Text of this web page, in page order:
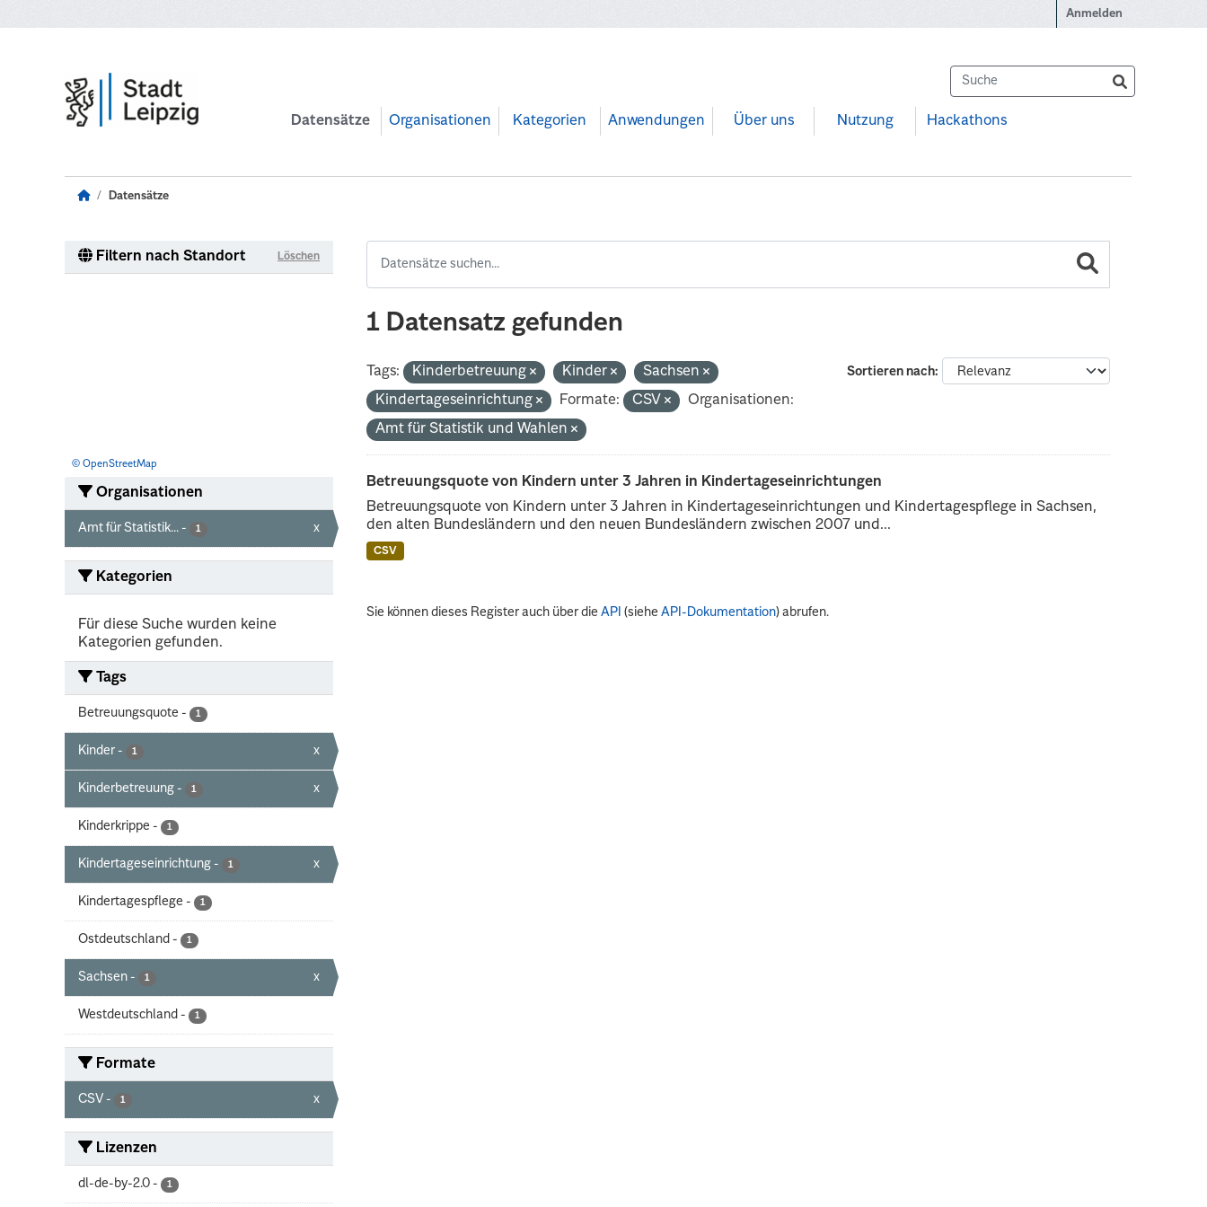
Anmelden
Datensätze Organisationen Kategorien Anwendungen Über uns Nutzung Hackathons
Datensätze
Filtern nach Standort Löschen
© OpenStreetMap
Organisationen
Amt für Statistik... - 1 x
Kategorien
Für diese Suche wurden keine
Kategorien gefunden.
Tags
Betreuungsquote - 1
Kinder - 1 x
Kinderbetreuung - 1 x
Kinderkrippe - 1
Kindertageseinrichtung - 1 x
Kindertagespflege - 1
Ostdeutschland - 1
Sachsen - 1 x
Westdeutschland - 1
Formate
CSV - 1 x
Lizenzen
dl-de-by-2.0 - 1
1 Datensatz gefunden
Sortieren nach
Tags: Kinderbetreuung Kinder
Sachsen
Kindertageseinrichtung
Formate: CSV
Organisationen:
Amt für Statistik und Wahlen
Betreuungsquote von Kindern unter 3 Jahren in Kindertageseinrichtungen
Betreuungsquote von Kindern unter 3 Jahren in Kindertageseinrichtungen und Kindertagespflege in Sachsen,
den alten Bundesländern und den neuen Bundesländern zwischen 2007 und...
CSV
Sie können dieses Register auch über dieAPI (sieheAPI-Dokumentation) abrufen.